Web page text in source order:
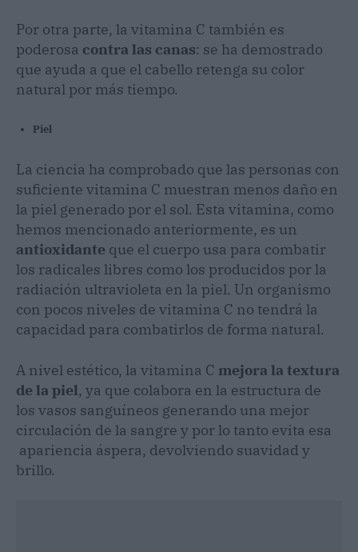
Por otra parte, la vitamina C también es
poderosa contra las canas: se ha demostrado
que ayuda a que el cabello retenga su color
natural por más tiempo.
Piel
La ciencia ha comprobado que las personas con
suficiente vitamina C muestran menos daño en
la piel generado por el sol. Esta vitamina, como
hemos mencionado anteriormente, es un
antioxidante que el cuerpo usa para combatir
los radicales libres como los producidos por la
radiación ultravioleta en la piel. Un organismo
con pocos niveles de vitamina C no tendrá la
capacidad para combatirlos de forma natural.
A nivel estético, la vitamina C mejora la textura
de la piel, ya que colabora en la estructura de
los vasos sanguíneos generando una mejor
circulación de la sangre y por lo tanto evita esa
apariencia áspera, devolviendo suavidad y
brillo.